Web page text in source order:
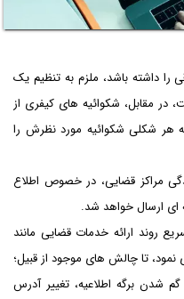
داشته باشد، ملزم به تنظیم یک
در مقابل، شکوائیه های کیفری از
هر شکلی شکوائیه مورد نظرش را
مراکز قضایی، در خصوص اطلاع
ای ارسال خواهد شد.
روند ارائه خدمات قضایی مانند
نمود، تا چالش های موجود از قبیل؛
گم شدن برگه اطلاعیه، تغییر آدرس